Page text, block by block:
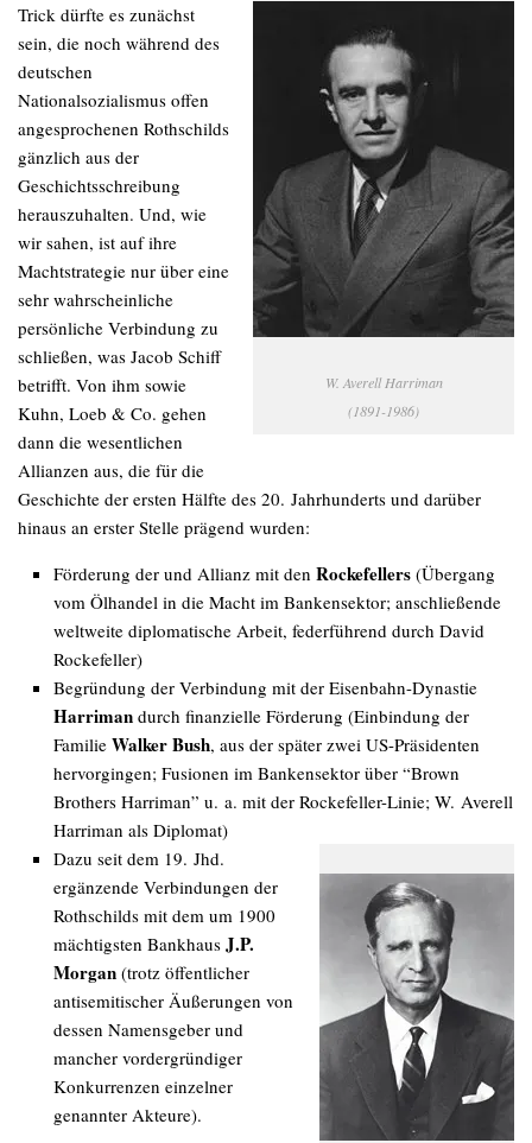
W. Averell Harriman
(1891-1986)
Trick dürfte es zunächst
sein, die noch während des
deutschen
Nationalsozialismus offen
angesprochenen Rothschilds
gänzlich aus der
Geschichtsschreibung
herauszuhalten. Und, wie
wir sahen, ist auf ihre
Machtstrategie nur über eine
sehr wahrscheinliche
persönliche Verbindung zu
schließen, was Jacob Schiff
betrifft. Von ihm sowie
Kuhn, Loeb & Co. gehen
dann die wesentlichen
Allianzen aus, die für die
Geschichte der ersten Hälfte des 20. Jahrhunderts und darüber
hinaus an erster Stelle prägend wurden:
Förderung der und Allianz mit den Rockefellers (Übergang
vom Ölhandel in die Macht im Bankensektor; anschließende
weltweite diplomatische Arbeit, federführend durch David
Rockefeller)
Begründung der Verbindung mit der Eisenbahn-Dynastie
Harriman durch finanzielle Förderung (Einbindung der
Familie Walker Bush, aus der später zwei US-Präsidenten
hervorgingen; Fusionen im Bankensektor über “Brown
Brothers Harriman” u. a. mit der Rockefeller-Linie; W. Averell
Harriman als Diplomat)
Dazu seit dem 19. Jhd.
ergänzende Verbindungen der
Rothschilds mit dem um 1900
mächtigsten Bankhaus J.P.
Morgan (trotz öffentlicher
antisemitischer Äußerungen von
dessen Namensgeber und
mancher vordergründiger
Konkurrenzen einzelner
genannter Akteure).